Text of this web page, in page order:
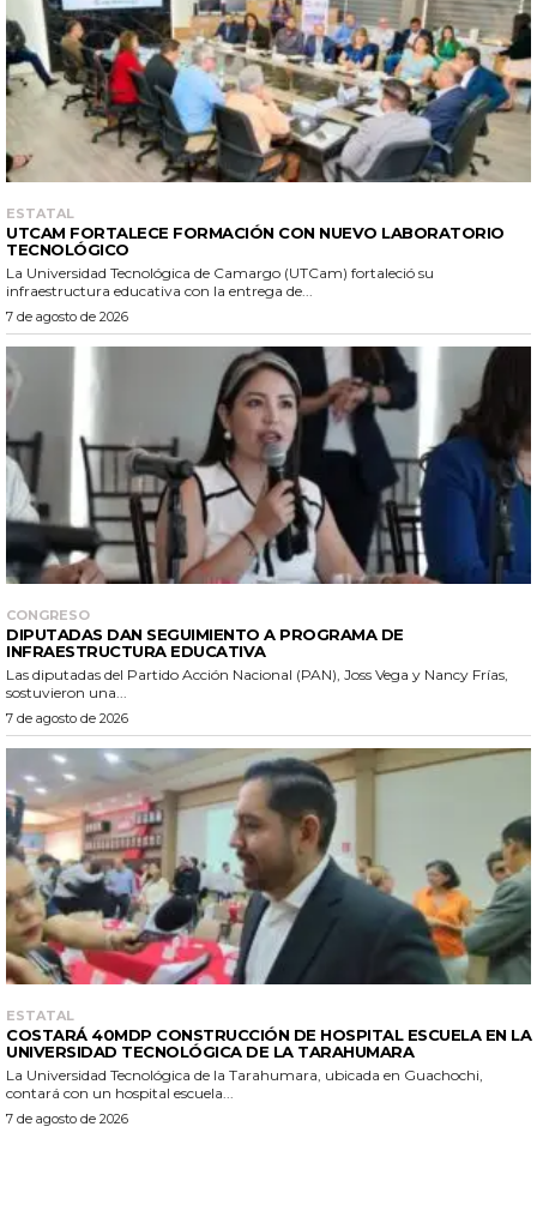
ESTATAL
UTCAM FORTALECE FORMACIÓN CON NUEVO LABORATORIO
TECNOLÓGICO
La Universidad Tecnológica de Camargo (UTCam) fortaleció su
infraestructura educativa con la entrega de...
7 de agosto de 2026
CONGRESO
DIPUTADAS DAN SEGUIMIENTO A PROGRAMA DE
INFRAESTRUCTURA EDUCATIVA
Las diputadas del Partido Acción Nacional (PAN), Joss Vega y Nancy Frías,
sostuvieron una...
7 de agosto de 2026
ESTATAL
COSTARÁ 40MDP CONSTRUCCIÓN DE HOSPITAL ESCUELA EN LA
UNIVERSIDAD TECNOLÓGICA DE LA TARAHUMARA
La Universidad Tecnológica de la Tarahumara, ubicada en Guachochi,
contará con un hospital escuela...
7 de agosto de 2026